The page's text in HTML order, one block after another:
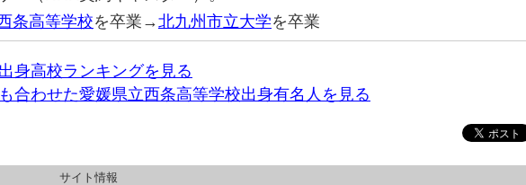
条高等学校を卒業→北九州市立大学を卒業
身高校ランキングを見る
合わせた愛媛県立西条高等学校出身有名人を見る
サイト情報